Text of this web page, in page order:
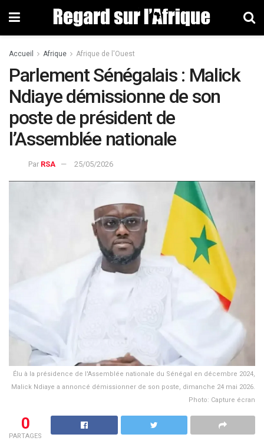
Accueil Afrique Afrique de l'Ouest
Parlement Sénégalais : Malick
Ndiaye démissionne de son
poste de président de
l’Assemblée nationale
Par RSA 25/05/2026
Élu à la présidence de l'Assemblée nationale du Sénégal en décembre 2024,
Malick Ndiaye a annoncé démissionner de son poste, dimanche 24 mai 2026.
Photo: Capture écran
0
PARTAGES